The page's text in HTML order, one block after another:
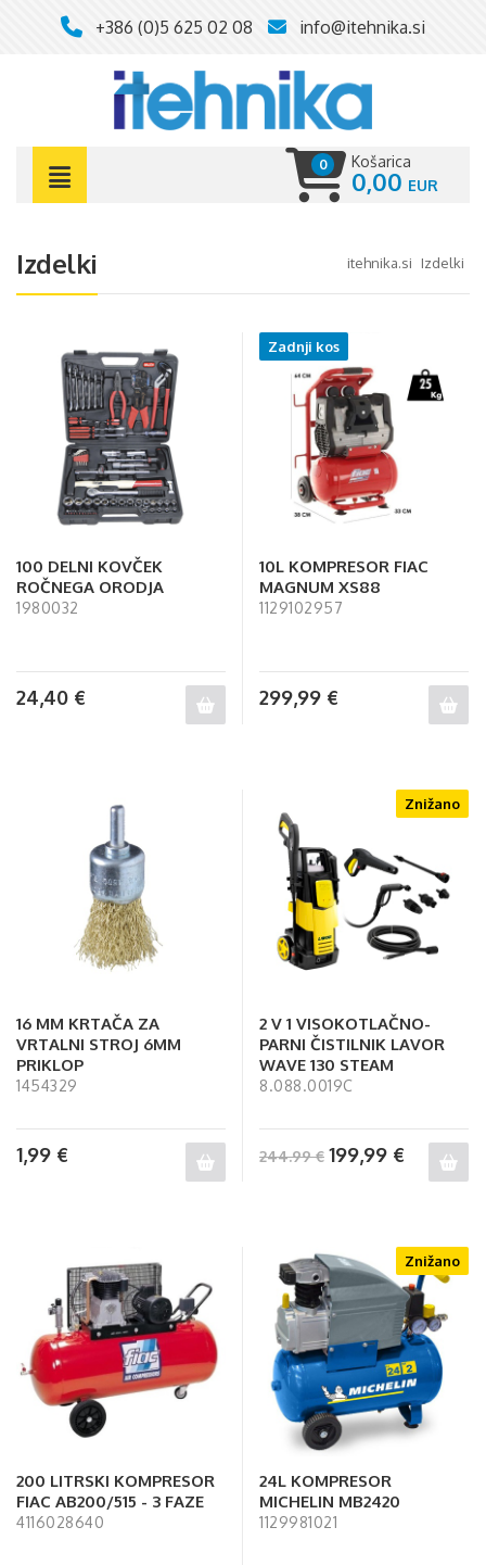
+386 (0)5 625 02 08 info@itehnika.si
Košarica
0
0,00
itehnika.si izdelki
Izdelki
100 DELNI KOVČEK
ROČNEGA ORODJA
1980032
24,40 €
Zadnji kos
10L KOMPRESOR FIAC
MAGNUM XS88
1129102957
299,99 €
16 MM KRTAČA ZA
VRTALNI STROJ 6MM
PRIKLOP
1454329
1,99 €
Znižano
2 V 1 VISOKOTLAČNO-
PARNI ČISTILNIK LAVOR
WAVE 130 STEAM
8.088.0019C
244.99 € 199,99 €
200 LITRSKI KOMPRESOR
FIAC AB200/515 - 3 FAZE
4116028640
Znižano
24L KOMPRESOR
MICHELIN MB2420
1129981021